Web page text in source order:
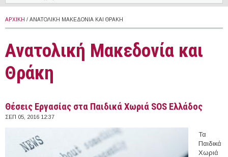
ΑΡΧΙΚΉ / ΑΝΑΤΟΛΙΚΉ ΜΑΚΕΔΟΝΊΑ ΚΑΙ ΘΡΆΚΗ
Ανατολική Μακεδονία και
Θράκη
Θέσεις Εργασίας στα Παιδικά Χωριά SOS Ελλάδος
ΣΕΠ 05, 2016 12:37
Τα
Παιδικά
Χωριά